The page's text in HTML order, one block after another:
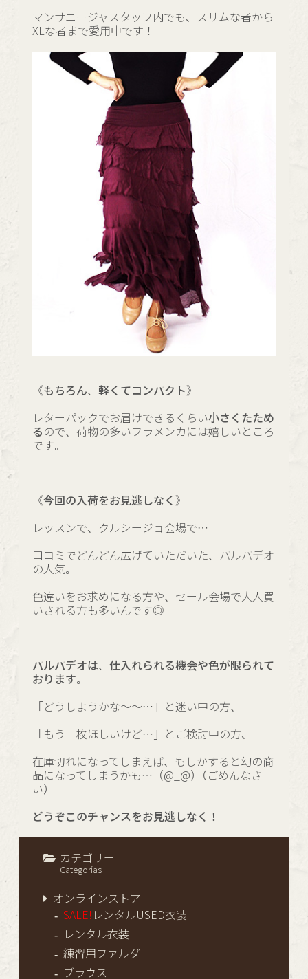
カテゴリー
Categorías
オンラインストア
SALE! レンタルUSED衣装
レンタル衣装
練習用ファルダ
ブラウス
マンサニージャスタッフ内でも、スリムな者から
XLな者まで愛用中です！
《もちろん、軽くてコンパクト》
レターパックでお届けできるくらい小さくたため
る ので、荷物の多いフラメンカには嬉しいところ
です。
《今回の入荷をお見逃しなく》
レッスンで、クルシージョ会場で…
口コミでどんどん広げていただいた、パルパデオ
の人気。
色違いをお求めになる方や、セール会場で大人買
いされる方も多いんです◎
パルパデオは、仕入れられる機会や色が限られて
おります。
「どうしようかな～～…」と迷い中の方、
「もう一枚ほしいけど…」とご検討中の方、
在庫切れになってしまえば、もしかすると幻の商
品になってしまうかも…（@_@）（ごめんなさ
い）
どうぞこのチャンスをお見逃しなく！